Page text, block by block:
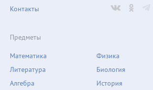
Предметы
Математика
Литература
Алгебра
Физика
Биология
История
Контакты